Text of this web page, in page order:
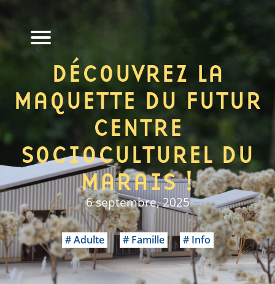
DÉCOUVREZ LA
MAQUETTE DU FUTUR
CENTRE
SOCIOCULTUREL DU
MARAIS !
6 septembre, 2025
Adulte Famille Info